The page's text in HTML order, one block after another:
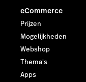
eCommerce
Prijzen
Mogelijkheden
Webshop
Thema's
Apps